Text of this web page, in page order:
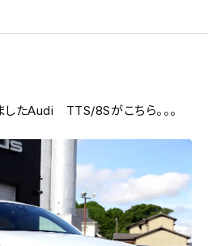
たAudi TTS/8Sがこちら。。。